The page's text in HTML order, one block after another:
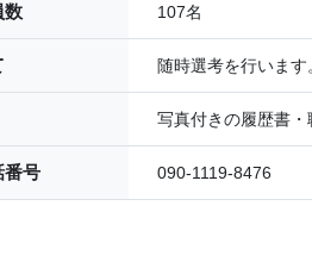
数 107名
随時選考を行います
写真付きの履歴書・
番号 090-1119-8476